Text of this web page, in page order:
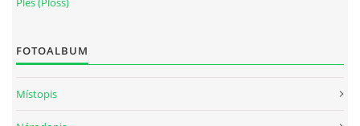
FOTOALBUM
Místopis